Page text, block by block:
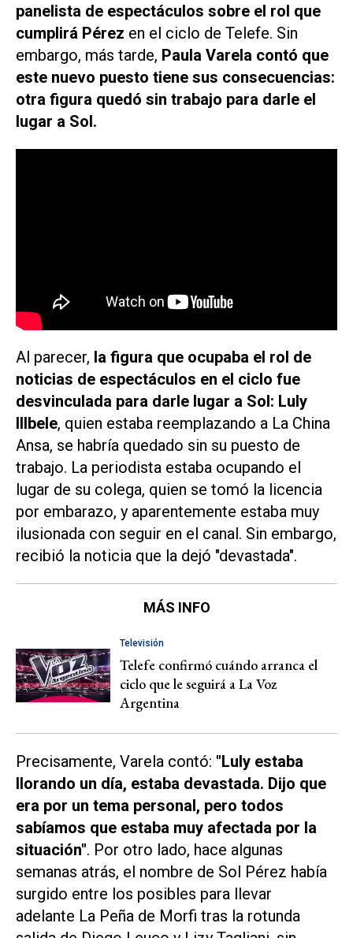
panelista de espectáculos sobre el rol que
cumplirá Pérez en el ciclo de Telefe. Sin
embargo, más tarde, Paula Varela contó que
este nuevo puesto tiene sus consecuencias:
otra figura quedó sin trabajo para darle el
lugar a Sol.
Al parecer, la figura que ocupaba el rol de
noticias de espectáculos en el ciclo fue
desvinculada para darle lugar a Sol: Luly
Illbele, quien estaba reemplazando a La China
Ansa, se habría quedado sin su puesto de
trabajo. La periodista estaba ocupando el
lugar de su colega, quien se tomó la licencia
por embarazo, y aparentemente estaba muy
ilusionada con seguir en el canal. Sin embargo,
recibió la noticia que la dejó "devastada".
MÁS INFO
Televisión
Telefe confirmó cuándo arranca el
ciclo que le seguirá a La Voz
Argentina
Precisamente, Varela contó: "Luly estaba
llorando un día, estaba devastada. Dijo que
era por un tema personal, pero todos
sabíamos que estaba muy afectada por la
situación". Por otro lado, hace algunas
semanas atrás, el nombre de Sol Pérez había
surgido entre los posibles para llevar
adelante La Peña de Morfi tras la rotunda